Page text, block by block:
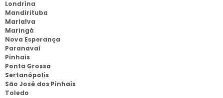
Londrina
Mandirituba
Marialva
Maringá
Nova Esperança
Paranavaí
Pinhais
Ponta Grossa
Sertanópolis
São José dos Pinhais
Toledo